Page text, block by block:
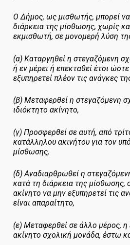
Ο Δήμος, ως μισθωτής, μπορεί
διάρκεια της μίσθωσης, χωρίς
εκμισθωτή, σε μονομερή λύση
(α) Καταργηθεί η στεγαζόμενη
ή εν μέρει ή επεκταθεί έτσι
εξυπηρετεί πλέον τις ανάγκες
(β) Μεταφερθεί η στεγαζόμενη
ιδιόκτητο ακίνητο,
(γ) Προσφερθεί σε αυτή, από
κατάλληλου ακινήτου για τον
μίσθωσης,
(δ) Αναδιαρθρωθεί η
κατά τη διάρκεια της
ακίνητο να μην εξυπηρετεί τις
είναι απαραίτητο,
(ε) Μεταφερθεί σε άλλο μέρος, η
ακίνητο σχολική μονάδα, έστω